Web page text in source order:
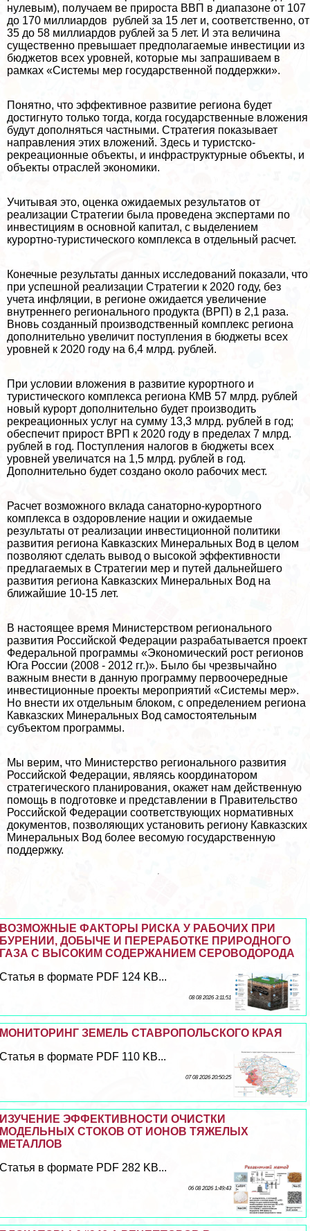
нулевым), получаем ве прироста ВВП в диапазоне от 107
до 170 миллиардов рублей за 15 лет и, соответственно, от
35 до 58 миллиардов рублей за 5 лет. И эта величина
существенно превышает предполагаемые инвестиции из
бюджетов всех уровней, которые мы запрашиваем в
рамках «Системы мер государственной поддержки».
Понятно, что эффективное развитие региона 6yдет
достигнуто только тогда, когда государственные вложения
будут дополняться частными. Стратегия показывает
направления этих вложений. Здесь и туристско-
рекреационные объекты, и инфраструктурные объекты, и
объекты отраслей экономики.
Учитывая это, оценка ожидаемых результатов от
реализации Стратегии была проведена экспертами по
инвестициям в основной капитал, с выделением
курортно-туристического комплекса в отдельный расчет.
Конечные результаты данных исследований показали, что
при успешной реализации Стратегии к 2020 году, без
учета инфляции, в регионе ожидается увеличение
внутреннего регионального продукта (ВРП) в 2,1 раза.
Вновь созданный производственный комплекс региона
дополнительно увеличит поступления в бюджеты всех
уровней к 2020 году на 6,4 млрд. рублей.
При условии вложения в развитие курортного и
туристического комплекса региона КМВ 57 млрд. рублей
новый курорт дополнительно будет производить
рекреационных услуг на сумму 13,3 млрд. рублей в год;
обеспечит прирост ВРП к 2020 году в пределах 7 млрд.
рублей в год. Поступления налогов в бюджеты всех
уровней увеличатся на 1,5 млрд. рублей в год.
Дополнительно будет создано около рабочих мест.
Расчет возможного вклада санаторно-курортного
комплекса в оздоровление нации и ожидаемые
результаты от реализации инвестиционной политики
развития региона Кавказских Минеральных Вод в целом
позволяют сделать вывод о высокой эффективности
предлагаемых в Стратегии мер и путей дальнейшего
развития региона Кавказских Минеральных Вод на
ближайшие 10-15 лет.
В настоящее время Министерством регионального
развития Российской Федерации разpaбатывается проект
Федеральной программы «Экономический рост регионов
Юга России (2008 - 2012 гг.)». Было бы чрезвычайно
важным внести в данную программу первоочередные
инвестиционные проекты мероприятий «Системы мер».
Но внести их отдельным блоком, с определением региона
Кавказских Минеральных Вод самостоятельным
субъектом программы.
Мы верим, что Министерство регионального развития
Российской Федерации, являясь координатором
стратегического планирования, окажет нам действенную
помощь в подготовке и представлении в Правительство
Российской Федерации соответствующих нормативных
документов, позволяющих установить региону Кавказских
Минеральных Вод более весомую государственную
поддержку.
ВОЗМОЖНЫЕ ФАКТОРЫ РИСКА У РАБОЧИХ ПРИ
БУРЕНИИ, ДОБЫЧЕ И ПЕРЕРАБОТКЕ ПРИРОДНОГО
ГАЗА С ВЫСОКИМ СОДЕРЖАНИЕМ СЕРОВОДОРОДА
Статья в формате PDF 124 KB...
08 08 2026 3:11:51
МОНИТОРИНГ ЗЕМЕЛЬ СТАВРОПОЛЬСКОГО КРАЯ
Статья в формате PDF 110 KB...
07 08 2026 20:50:25
ИЗУЧЕНИЕ ЭФФЕКТИВНОСТИ ОЧИСТКИ
МОДЕЛЬНЫХ СТОКОВ ОТ ИОНОВ ТЯЖЕЛЫХ
МЕТАЛЛОВ
Статья в формате PDF 282 KB...
06 08 2026 1:49:43